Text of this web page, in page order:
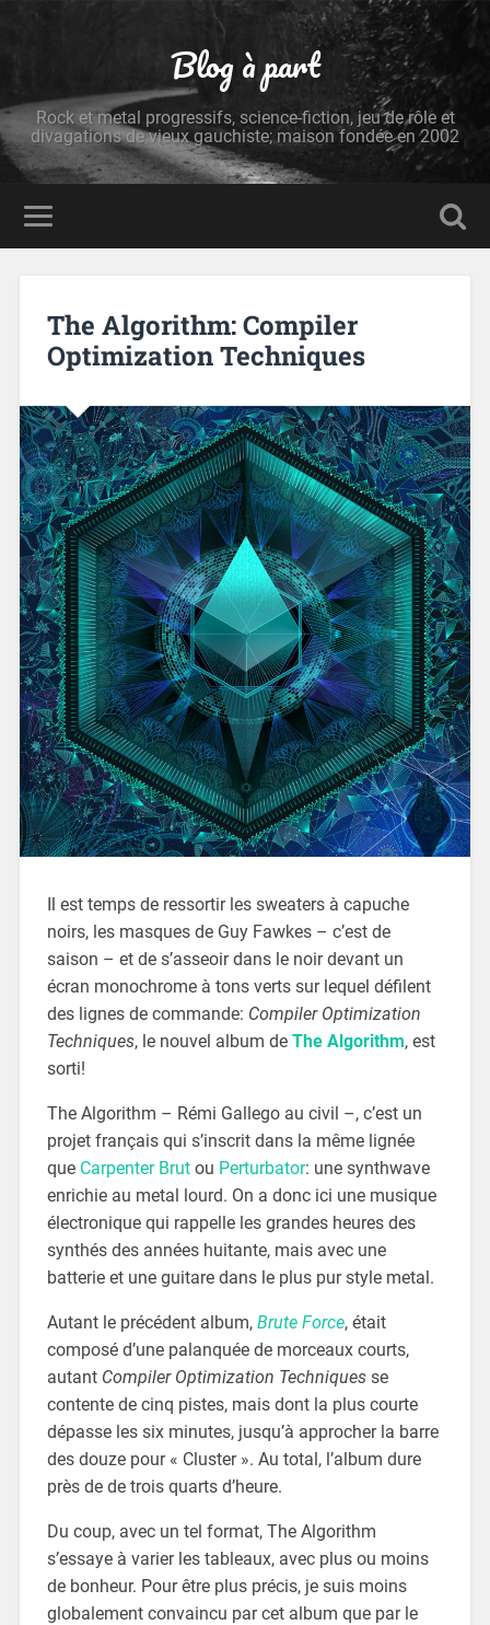
Blog à part
Rock et metal progressifs, science-fiction, jeu de rôle et
divagations de vieux gauchiste; maison fondée en 2002
The Algorithm: Compiler
Optimization Techniques
Il est temps de ressortir les sweaters à capuche
noirs, les masques de Guy Fawkes – c’est de
saison – et de s’asseoir dans le noir devant un
écran monochrome à tons verts sur lequel défilent
des lignes de commande: Compiler Optimization
Techniques, le nouvel album de The Algorithm, est
sorti!
The Algorithm – Rémi Gallego au civil –, c’est un
projet français qui s’inscrit dans la même lignée
que Carpenter Brutou Perturbator: une synthwave
enrichie au metal lourd. On a donc ici une musique
électronique qui rappelle les grandes heures des
synthés des années huitante, mais avec une
batterie et une guitare dans le plus pur style metal.
Autant le précédent album, Brute Force, était
composé d’une palanquée de morceaux courts,
autant Compiler Optimization Techniquesse
contente de cinq pistes, mais dont la plus courte
dépasse les six minutes, jusqu’à approcher la barre
des douze pour « Cluster ». Au total, l’album dure
près de de trois quarts d’heure.
Du coup, avec un tel format, The Algorithm
s’essaye à varier les tableaux, avec plus ou moins
de bonheur. Pour être plus précis, je suis moins
globalement convaincu par cet album que par le